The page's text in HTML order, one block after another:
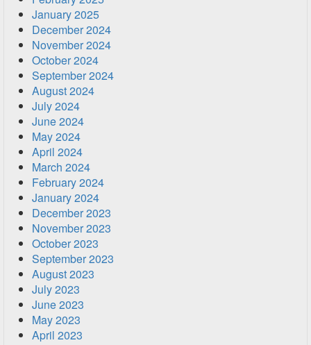
January 2025
December 2024
November 2024
October 2024
September 2024
August 2024
July 2024
June 2024
May 2024
April 2024
March 2024
February 2024
January 2024
December 2023
November 2023
October 2023
September 2023
August 2023
July 2023
June 2023
May 2023
April 2023